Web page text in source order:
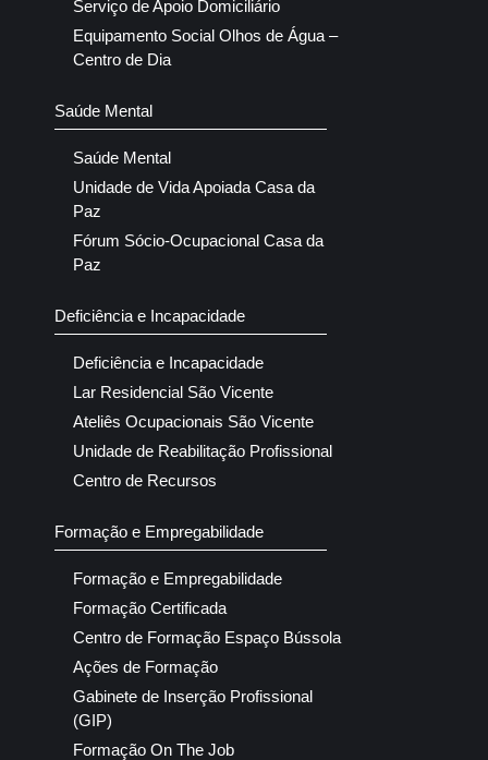
Serviço de Apoio Domiciliário
Equipamento Social Olhos de Água –
Centro de Dia
Saúde Mental
Saúde Mental
Unidade de Vida Apoiada Casa da
Paz
Fórum Sócio-Ocupacional Casa da
Paz
Deficiência e Incapacidade
Deficiência e Incapacidade
Lar Residencial São Vicente
Ateliês Ocupacionais São Vicente
Unidade de Reabilitação Profissional
Centro de Recursos
Formação e Empregabilidade
Formação e Empregabilidade
Formação Certificada
Centro de Formação Espaço Bússola
Ações de Formação
Gabinete de Inserção Profissional
(GIP)
Formação On The Job